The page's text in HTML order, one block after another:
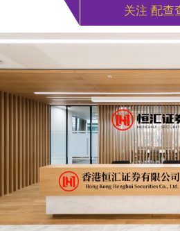
关注 配查